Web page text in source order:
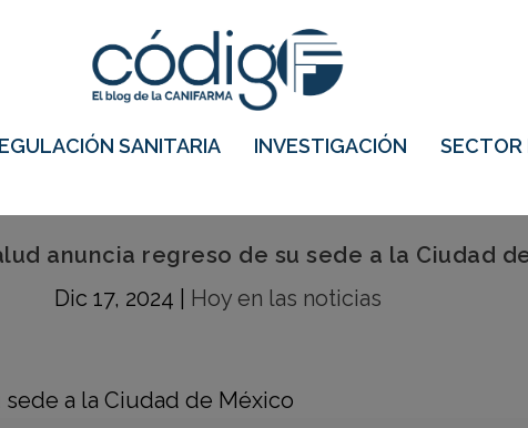
SANITARIA INVESTIGACIÓN SECTOR
anuncia regreso de su sede a la Ciudad
Dic 17, 2024
Hoy en las noticias